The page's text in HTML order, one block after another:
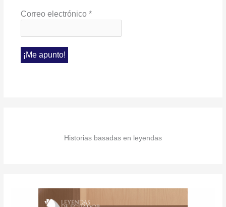
Correo electrónico*
Historias basadas en leyendas